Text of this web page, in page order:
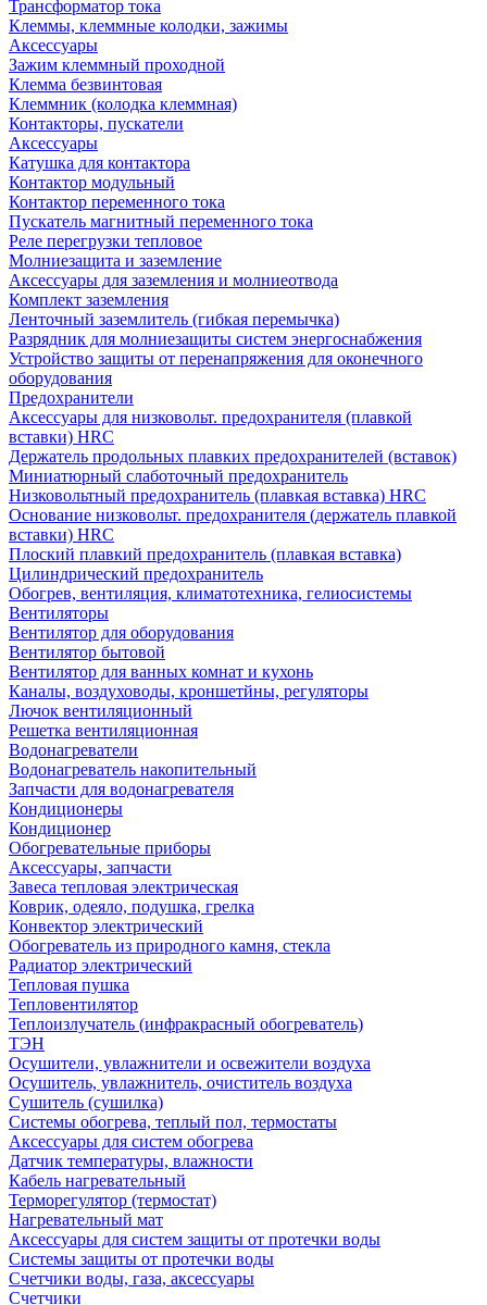
Трансформатор тока
Клеммы, клеммные колодки, зажимы
Аксессуары
Зажим клеммный проходной
Клемма безвинтовая
Клеммник (колодка клеммная)
Контакторы, пускатели
Аксессуары
Катушка для контактора
Контактор модульный
Контактор переменного тока
Пускатель магнитный переменного тока
Реле перегрузки тепловое
Молниезащита и заземление
Аксессуары для заземления и молниеотвода
Комплект заземления
Ленточный заземлитель (гибкая перемычка)
Разрядник для молниезащиты систем энергоснабжения
Устройство защиты от перенапряжения для оконечного
оборудования
Предохранители
Аксессуары для низковольт. предохранителя (плавкой
вставки) HRC
Держатель продольных плавких предохранителей (вставок)
Миниатюрный слаботочный предохранитель
Низковольтный предохранитель (плавкая вставка) HRC
Основание низковольт. предохранителя (держатель плавкой
вставки) HRC
Плоский плавкий предохранитель (плавкая вставка)
Цилиндрический предохранитель
Обогрев, вентиляция, климатотехника, гелиосистемы
Вентиляторы
Вентилятор для оборудования
Вентилятор бытовой
Вентилятор для ванных комнат и кухонь
Каналы, воздуховоды, кроншетйны, регуляторы
Лючок вентиляционный
Решетка вентиляционная
Водонагреватели
Водонагреватель накопительный
Запчасти для водонагревателя
Кондиционеры
Кондиционер
Обогревательные приборы
Аксессуары, запчасти
Завеса тепловая электрическая
Коврик, одеяло, подушка, грелка
Конвектор электрический
Обогреватель из природного камня, стекла
Радиатор электрический
Тепловая пушка
Тепловентилятор
Теплоизлучатель (инфракрасный обогреватель)
ТЭН
Осушители, увлажнители и освежители воздуха
Осушитель, увлажнитель, очиститель воздуха
Сушитель (сушилка)
Системы обогрева, теплый пол, термостаты
Аксессуары для систем обогрева
Датчик температуры, влажности
Кабель нагревательный
Терморегулятор (термостат)
Нагревательный мат
Аксессуары для систем защиты от протечки воды
Системы защиты от протечки воды
Счетчики воды, газа, аксессуары
Счетчики